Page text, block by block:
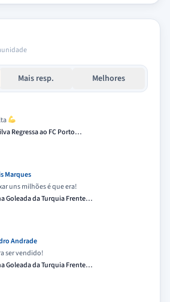
Mais resp. Melhores
Regressa ao FC Porto…
Marques
uns milhões é que era!
Goleada da Turquia Frente…
Andrade
ser vendido!
Goleada da Turquia Frente…